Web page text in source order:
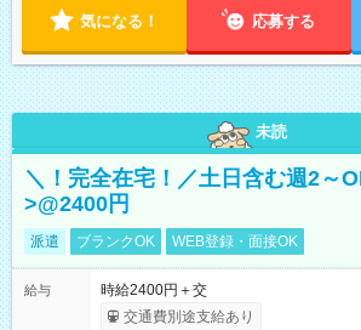
気になる！ 応募する
未読
＼！完全在宅！／土日含む週2～
>@2400円
派遣 ブランクOK WEB登録・面接OK
給与
時給2400円＋交
交通費別途支給あり